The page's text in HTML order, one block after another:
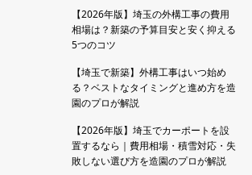
【2026年版】埼玉の外構工事の費用
相場は？新築の予算目安と安く抑える
5つのコツ
【埼玉で新築】外構工事はいつ始め
る？ベストなタイミングと進め方を造
園のプロが解説
【2026年版】埼玉でカーポートを設
置するなら｜費用相場・積雪対応・失
敗しない選び方を造園のプロが解説